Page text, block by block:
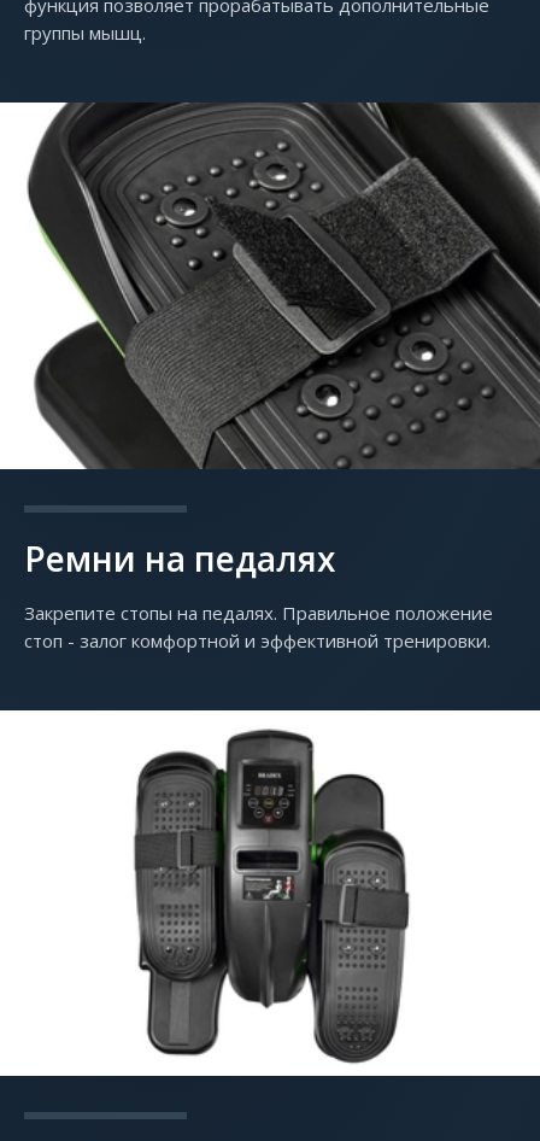
группы мышц.
Ремни на педалях
Закрепите стопы на педалях. Правильное положение
стоп - залог комфортной и эффективной тренировки.